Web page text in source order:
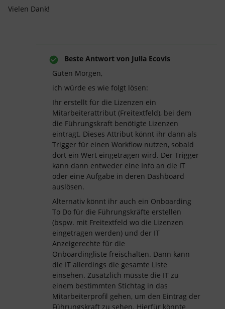
Vielen Dank!
Beste Antwort von Julia Ecovis
Guten Morgen,
ich würde es wie folgt lösen:
Ihr erstellt für die Lizenzen ein
Mitarbeiterattribut (Freitextfeld), bei dem
die Führungskraft benötigte Lizenzen
eintragt. Dieses Attribut könnt ihr dann als
Trigger für einen Workflow nutzen, sobald
dort ein Wert eingetragen wird. Der Trigger
kann dann entweder eine Info an die IT
oder eine Aufgabe in deren Dashboard
auslösen.
Alternativ könnt ihr auch ein Onboarding
To Do für die Führungskräfte erstellen
(bspw. mit Freitextfeld wo die Lizenzen
eingetragen werden) und der IT
Anzeigerechte für die
Onboardingliste freischalten. Dann kann
die IT allerdings die gesamte Liste
einsehen. Zusätzlich müsste die IT zu
einem bestimmten Stichtag in das
Mitarbeiterprofil gehen, um den Eintrag der
Führungskraft zu sehen. Hierfür könnte